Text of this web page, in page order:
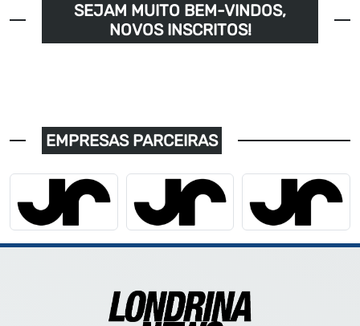
SEJAM MUITO BEM-VINDOS,
NOVOS INSCRITOS!
EMPRESAS PARCEIRAS